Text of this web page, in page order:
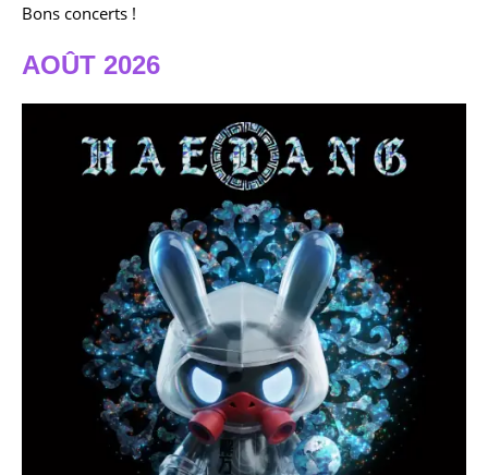
Bons concerts !
AOÛT 2026